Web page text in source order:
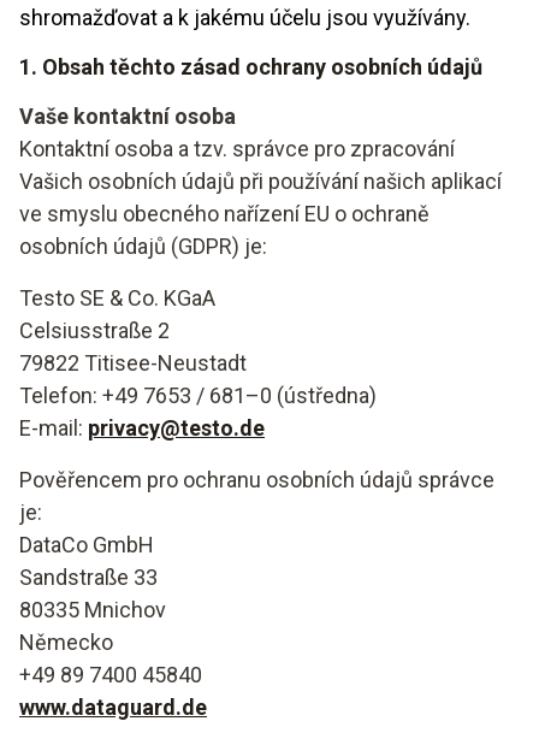
shromažďovat a k jakému účelu jsou využívány.
1. Obsah těchto zásad ochrany osobních údajů
Vaše kontaktní osoba
Kontaktní osoba a tzv. správce pro zpracování
Vašich osobních údajů při používání našich aplikací
ve smyslu obecného nařízení EU o ochraně
osobních údajů (GDPR) je:
Testo SE & Co. KGaA
Celsiusstraße 2
79822 Titisee-Neustadt
Telefon: +49 7653 / 681–0 (ústředna)
E-mail: privacy@testo.de
Pověřencem pro ochranu osobních údajů správce
je:
DataCo GmbH
Sandstraße 33
80335 Mnichov
Německo
+49 89 7400 45840
www.dataguard.de